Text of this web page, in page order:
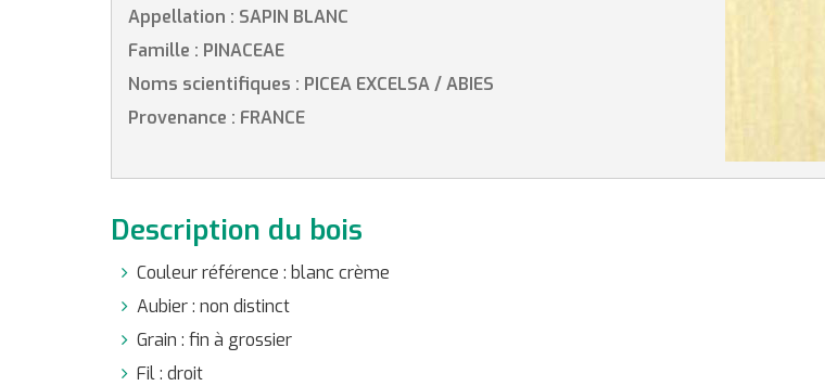
Appellation : SAPIN BLANC
Famille : PINACEAE
Noms scientifiques : PICEA EXCELSA / ABIES
Provenance : FRANCE
Description du bois
Couleur référence : blanc crème
Aubier : non distinct
Grain : fin à grossier
Fil : droit